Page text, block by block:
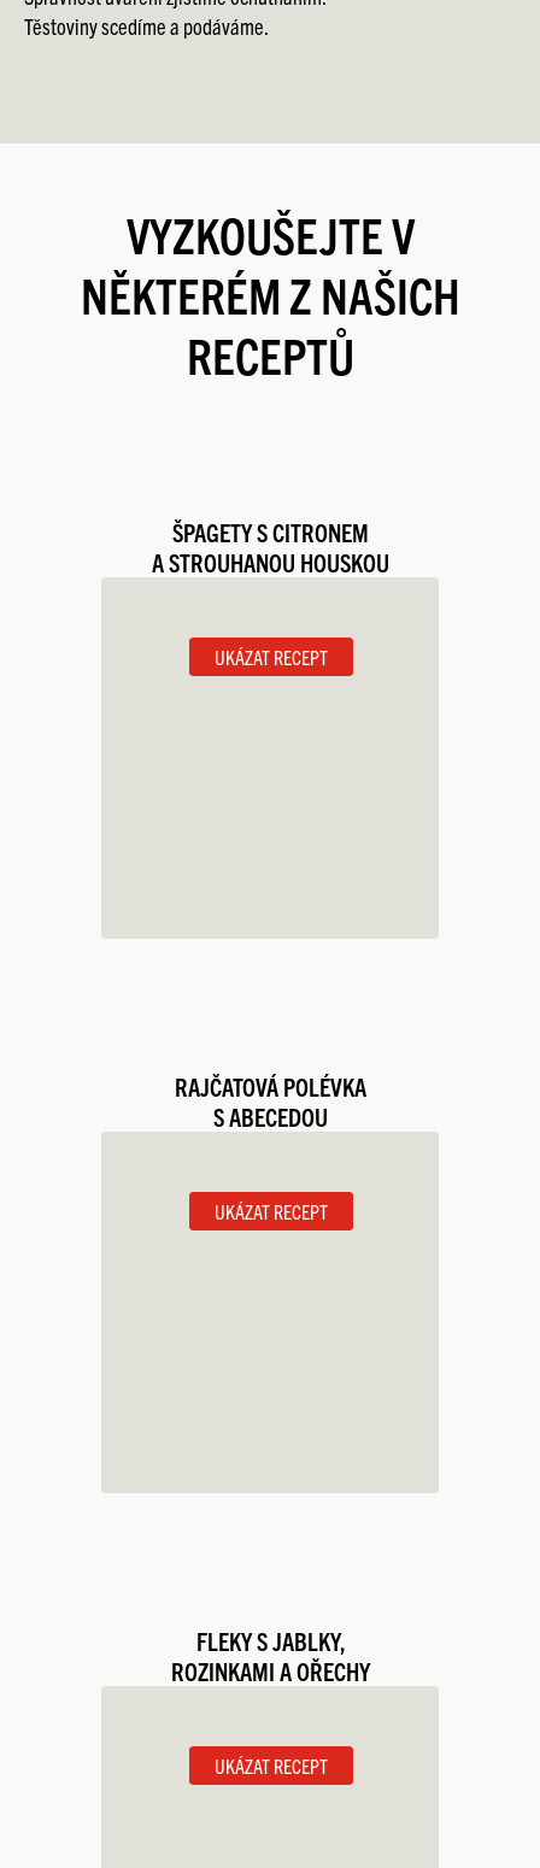
Těstoviny scedíme a podáváme.
VYZKOUŠEJTE V
NĚKTERÉM Z NAŠICH
RECEPTŮ
ŠPAGETY S CITRONEM
A STROUHANOU HOUSKOU
UKÁZAT RECEPT
RAJČATOVÁ POLÉVKA
S ABECEDOU
UKÁZAT RECEPT
FLEKY S JABLKY,
ROZINKAMI A OŘECHY
UKÁZAT RECEPT